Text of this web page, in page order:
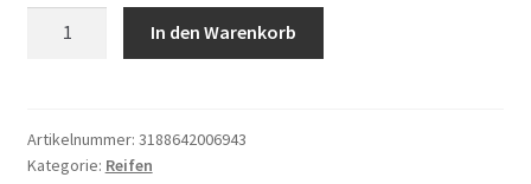
-
18
In den Warenkorb
Artikelnummer: 3188642006943
Kategorie: Reifen